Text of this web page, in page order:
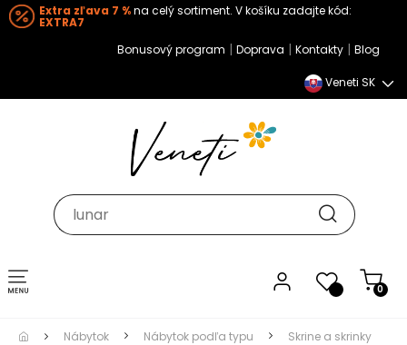
Extra zľava 7 %na celý sortiment. V košíku zadajte kód:
EXTRA7
Bonusový program | Doprava | Kontakty | Blog
Veneti SK
0
Toggle navigation
Nábytok Nábytok podľa typu
Skrine a skrinky